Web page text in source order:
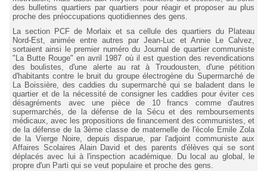
des bulletins quartiers par quartiers pour réagir et proposer au plus
proche des préoccupations quotidiennes des gens.
La section PCF de Morlaix et sa cellule des quartiers du Plateau
Nord-Est, animée entre autres par Jean-Luc et Annie Le Calvez,
sortaient ainsi le premier numéro du Journal de quartier communiste
"La Butte Rouge" en avril 1987 où il est question des revendications
des boulistes, d'une alerte au rat à Troudousten, d'une pétition
d'habitants contre le bruit du groupe électrogène du Supermarché de
La Boissière, des caddies du supermarché qui se baladent dans le
quartier et de la nécessité de consigner les caddies pour éviter ces
désagréments avec une pièce de 10 francs comme d'autres
supermarchés, de la défense de la Sécu et des remboursements
médicaux, avec les propositions de financement des communistes, et
de la défense de la 3ème classe de maternelle de l'école Emile Zola
de la Vierge Noire, depuis disparue, par l'adjoint communiste aux
Affaires Scolaires Alain David et des parents d'élèves qui se sont
déplacés avec lui à l'inspection académique. Du local au global, le
propre d'un Parti qui se veut populaire et proche des gens.